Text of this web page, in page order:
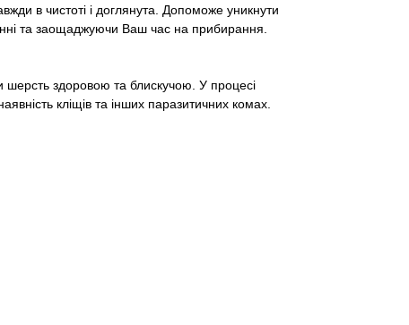
в чистоті і доглянута. Допоможе уникнути
та заощаджуючи Ваш час на прибирання.
шерсть здоровою та блискучою. У процесі
кліщів та інших паразитичних комах.